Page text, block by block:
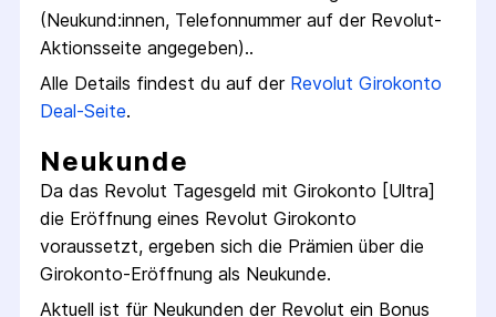
(Neukund:innen, Telefon­nummer auf der Revolut-
Aktions­seite angegeben)..
Alle Details findest du auf der Revolut Girokonto
Deal-Seite.
Neukunde
Da das Revolut Tagesgeld mit Girokonto [Ultra]
die Eröffnung eines Revolut Girokonto
voraussetzt, ergeben sich die Prämien über die
Girokonto-Eröffnung als Neukunde.
Aktuell ist für Neukunden der Revolut ein Bonus